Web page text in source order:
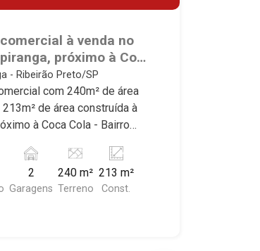
à venda no
próximo à Coca
Preto/SP.
- Ribeirão Preto/SP
com 240m² de área
de área construída à
à Coca Cola - Bairro
deste imóvel que a
Imobiliária selecionou para
2
Garagens
240 m²
Terreno
213 m²
Const.